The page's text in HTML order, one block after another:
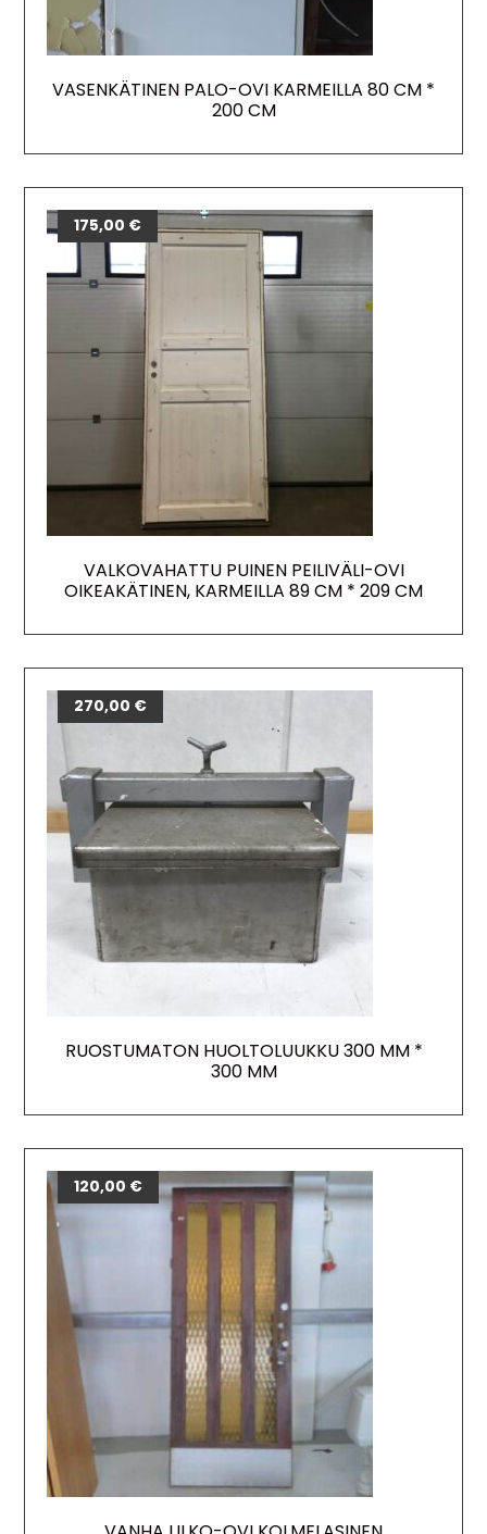
VASENKÄTINEN PALO-OVI KARMEILLA 80 CM *
200 CM
VALKOVAHATTU PUINEN PEILIVÄLI-OVI
OIKEAKÄTINEN, KARMEILLA 89 CM * 209 CM
175,00 €
RUOSTUMATON HUOLTOLUUKKU 300 MM *
300 MM
270,00 €
120,00 €